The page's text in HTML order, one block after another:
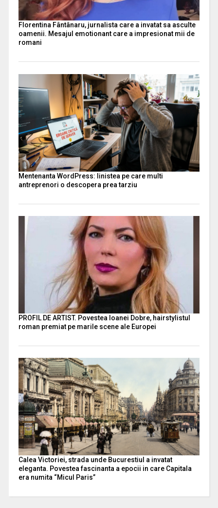
Florentina Fântânaru, jurnalista care a invatat sa asculte
oamenii. Mesajul emotionant care a impresionat mii de
romani
Mentenanta WordPress: linistea pe care multi
antreprenori o descopera prea tarziu
PROFIL DE ARTIST. Povestea Ioanei Dobre, hairstylistul
roman premiat pe marile scene ale Europei
Calea Victoriei, strada unde Bucurestiul a invatat
eleganta. Povestea fascinanta a epocii in care Capitala
era numita “Micul Paris”